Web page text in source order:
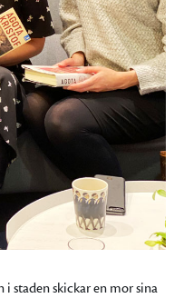
staden skickar en mor sina